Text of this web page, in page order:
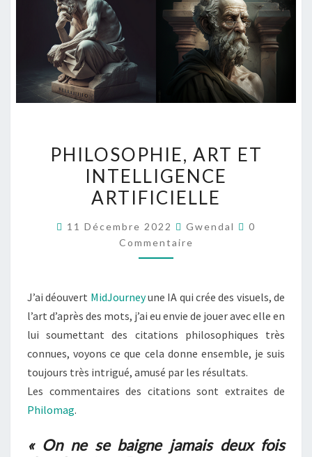
ART
ET
INTELLIGENCE
PHILOSOPHIE, ART ET
INTELLIGENCE
ARTIFICIELLE
11 Décembre 2022 Gwendal
0
Commentaire
J’ai déouvert MidJourneyune IA qui crée des visuels, de
l’art d’après des mots, j’ai eu envie de jouer avec elle en
lui soumettant des citations philosophiques très
connues, voyons ce que cela donne ensemble, je suis
toujours très intrigué, amusé par les résultats.
Les commentaires des citations sont extraites de
Philomag.
« On ne se baigne jamais deux fois